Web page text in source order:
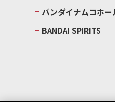
バンダイナムコホー
BANDAI SPIRITS